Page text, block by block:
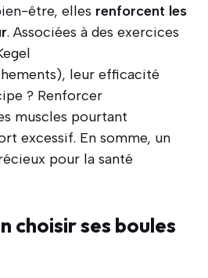
être, elles renforcent les
. Associées à des exercices
leur efficacité
? Renforcer
muscles pourtant
excessif. En somme, un
pour la santé
choisir ses boules